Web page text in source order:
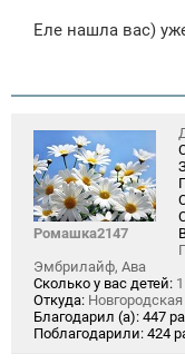
б
и
Еле нашла вас)
Ромашка2147
Эмбрилайф, Ава
Сколько у вас детей: 1
Откуда:
Благодарил (а): 447
Поблагодарили: 424